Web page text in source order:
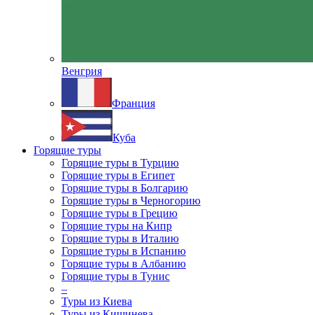
Венгрия
Франция
Куба
Горящие туры
Горящие туры в Турцию
Горящие туры в Египет
Горящие туры в Болгарию
Горящие туры в Черногорию
Горящие туры в Грецию
Горящие туры на Кипр
Горящие туры в Италию
Горящие туры в Испанию
Горящие туры в Албанию
Горящие туры в Тунис
–
Туры из Киева